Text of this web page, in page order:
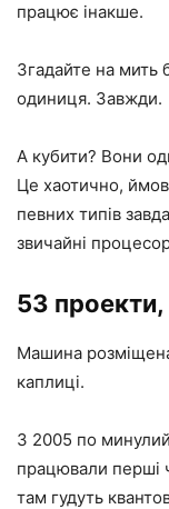
працює інакше.
Згадайте на мить
одиниця. Завжди.
А кубити? Вони
Це хаотично,
певних типів
звичайні
53
Машина
каплиці.
З 2005 по
працювали перші
там гудуть